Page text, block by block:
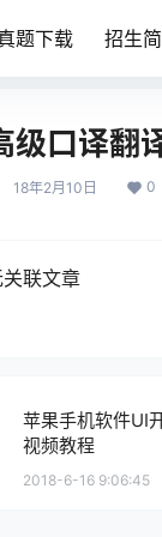
题下载 招生
级口译翻
18年2月10日 0
联文章
苹果手机软件UI
视频教程
2018-6-16 9:06:45